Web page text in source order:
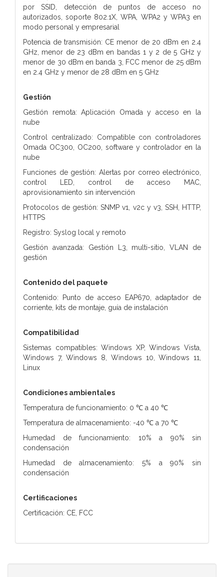
por SSID, detección de puntos de acceso no
autorizados, soporte 802.1X, WPA, WPA2 y WPA3 en
modo personal y empresarial
Potencia de transmisión: CE menor de 20 dBm en 2.4
GHz, menor de 23 dBm en bandas 1 y 2 de 5 GHz y
menor de 30 dBm en banda 3, FCC menor de 25 dBm
en 2.4 GHz y menor de 28 dBm en 5 GHz
Gestión
Gestión remota: Aplicación Omada y acceso en la
nube
Control centralizado: Compatible con controladores
Omada OC300, OC200, software y controlador en la
nube
Funciones de gestión: Alertas por correo electrónico,
control LED, control de acceso MAC,
aprovisionamiento sin intervención
Protocolos de gestión: SNMP v1, v2c y v3, SSH, HTTP,
HTTPS
Registro: Syslog local y remoto
Gestión avanzada: Gestión L3, multi-sitio, VLAN de
gestión
Contenido del paquete
Contenido: Punto de acceso EAP670, adaptador de
corriente, kits de montaje, guía de instalación
Compatibilidad
Sistemas compatibles: Windows XP, Windows Vista,
Windows 7, Windows 8, Windows 10, Windows 11,
Linux
Condiciones ambientales
Temperatura de funcionamiento: 0 ℃ a 40 ℃
Temperatura de almacenamiento: -40 ℃ a 70 ℃
Humedad de funcionamiento: 10% a 90% sin
condensación
Humedad de almacenamiento: 5% a 90% sin
condensación
Certificaciones
Certificación: CE, FCC